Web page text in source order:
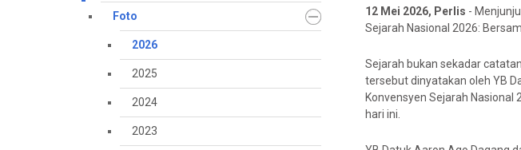
Foto
2026
2025
2024
2023
12 Mei 2026, Perlis -
Sejarah Nasional 2026:
Sejarah bukan sekadar
tersebut dinyatakan oleh YB
Konvensyen Sejarah Nasional
hari ini.